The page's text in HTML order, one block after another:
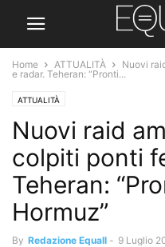
Home ATTUALITÀ
Nuovi
e radar. Teheran: “Pronti...
ATTUALITÀ
Nuovi raid
colpiti ponti
Teheran:
Hormuz”
By Redazione Equall - 9 Luglio